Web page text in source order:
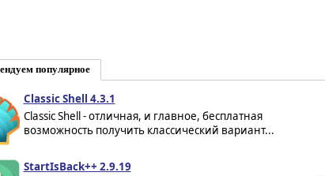
популярное
Classic Shell 4.3.1
Classic Shell - отличная, и главное, бесплатная
возможность получить классический вариант...
StartIsBack++ 2.9.19